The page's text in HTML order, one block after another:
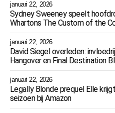
januari 22, 2026
Sydney Sweeney speelt
Whartons The Custom of the
januari 22, 2026
David Siegel overleden:
Hangover en Final Destination
januari 22, 2026
Legally Blonde prequel Elle
seizoen bij Amazon